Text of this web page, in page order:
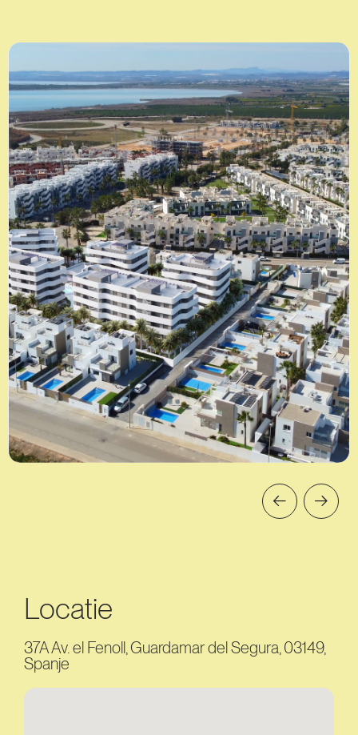
Locatie
37A Av. el Fenoll, Guardamar del Segura, 03149,
Spanje